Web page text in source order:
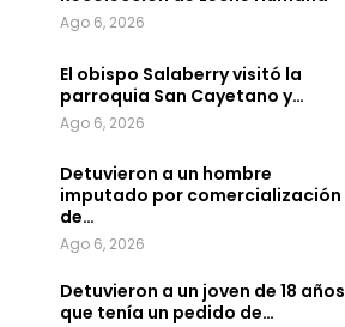
Ago 6, 2026
El obispo Salaberry visitó la
parroquia San Cayetano y…
Ago 6, 2026
Detuvieron a un hombre
imputado por comercialización
de…
Ago 6, 2026
Detuvieron a un joven de 18 años
que tenía un pedido de…